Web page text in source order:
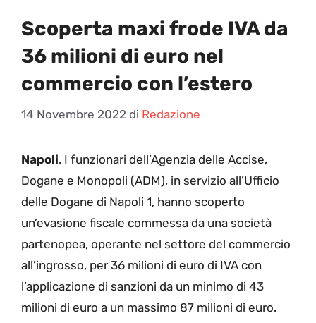
Scoperta maxi frode IVA da
36 milioni di euro nel
commercio con l’estero
14 Novembre 2022 di Redazione
Napoli. I funzionari dell’Agenzia delle Accise,
Dogane e Monopoli (ADM), in servizio all’Ufficio
delle Dogane di Napoli 1, hanno scoperto
un’evasione fiscale commessa da una società
partenopea, operante nel settore del commercio
all’ingrosso, per 36 milioni di euro di IVA con
l’applicazione di sanzioni da un minimo di 43
milioni di euro a un massimo 87 milioni di euro.